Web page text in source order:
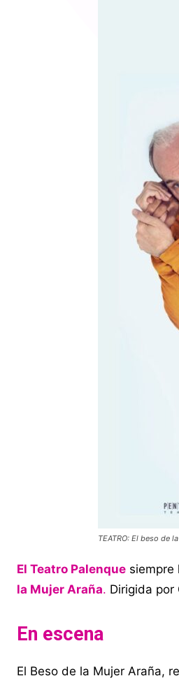
TEATRO: El beso de
El Teatro Palenque siempre
la Mujer Araña. Dirigida por
En escena
El Beso de la Mujer Araña,